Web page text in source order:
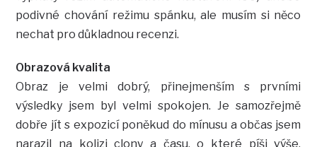
podivné chování režimu spánku, ale musím si něco
nechat pro důkladnou recenzi.
Obrazová kvalita
Obraz je velmi dobrý, přinejmenším s prvními
výsledky jsem byl velmi spokojen. Je samozřejmě
dobře jít s expozicí poněkud do mínusu a občas jsem
narazil na kolizi clony a času, o které píši výše,